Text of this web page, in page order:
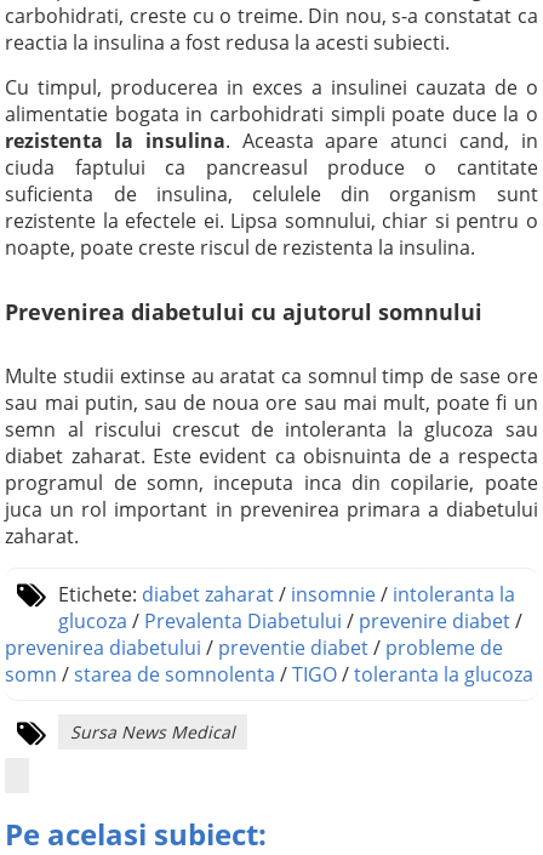
carbohidrati, creste cu o treime. Din nou, s-a constatat ca
reactia la insulina a fost redusa la acesti subiecti.
Cu timpul, producerea in exces a insulinei cauzata de o
alimentatie bogata in carbohidrati simpli poate duce la o
rezistenta la insulina. Aceasta apare atunci cand, in
ciuda faptului ca pancreasul produce o cantitate
suficienta de insulina, celulele din organism sunt
rezistente la efectele ei. Lipsa somnului, chiar si pentru o
noapte, poate creste riscul de rezistenta la insulina.
Prevenirea diabetului cu ajutorul somnului
Multe studii extinse au aratat ca somnul timp de sase ore
sau mai putin, sau de noua ore sau mai mult, poate fi un
semn al riscului crescut de intoleranta la glucoza sau
diabet zaharat. Este evident ca obisnuinta de a respecta
programul de somn, inceputa inca din copilarie, poate
juca un rol important in prevenirea primara a diabetului
zaharat.
Etichete: diabet zaharat/ insomnie/ intoleranta la
glucoza / Prevalenta Diabetului / prevenire diabet/
prevenirea diabetului / preventie diabet/ probleme de
somn /starea de somnolenta /TIGO/toleranta la glucoza
Sursa News Medical
Pe acelasi subiect: